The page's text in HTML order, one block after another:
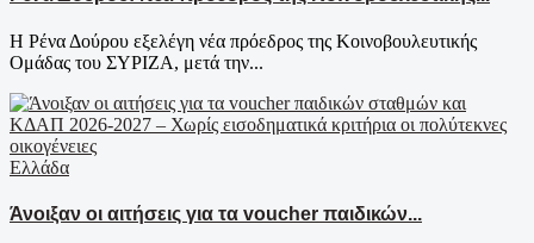
Η Ρένα Δούρου εξελέγη νέα πρόεδρος της Κοινοβουλευτικής
Ομάδας του ΣΥΡΙΖΑ, μετά την...
Ελλάδα
Άνοιξαν οι αιτήσεις για τα voucher παιδικών...